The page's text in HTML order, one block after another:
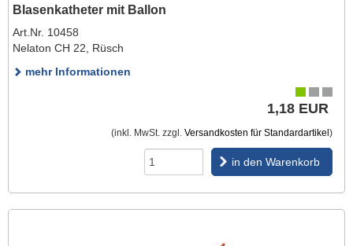
Blasenkatheter mit Ballon
Art.Nr. 10458
Nelaton CH 22, Rüsch
mehr Informationen
1,18 EUR
(inkl. MwSt. zzgl. Versandkosten für Standardartikel )
in den Warenkorb